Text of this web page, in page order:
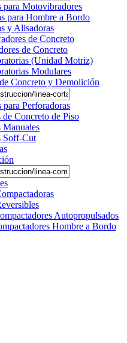
para Motovibradores
para Hombre a Bordo
y Alisadoras
de Concreto
de Concreto
(Unidad Motriz)
Modulares
Concreto y Demolición
para Perforadoras
de Concreto de Piso
Manuales
Soff-Cut
Autopropulsados
Hombre a Bordo